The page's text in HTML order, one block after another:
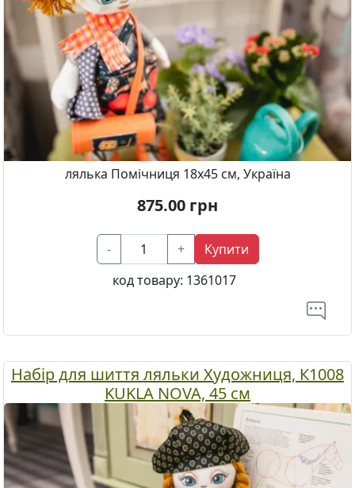
лялька Помічниця 18x45 см, Україна
875.00 грн
- +
Купити
код товару: 1361017
Набір для шиття ляльки Художниця, К1008
KUKLA NOVA, 45 см